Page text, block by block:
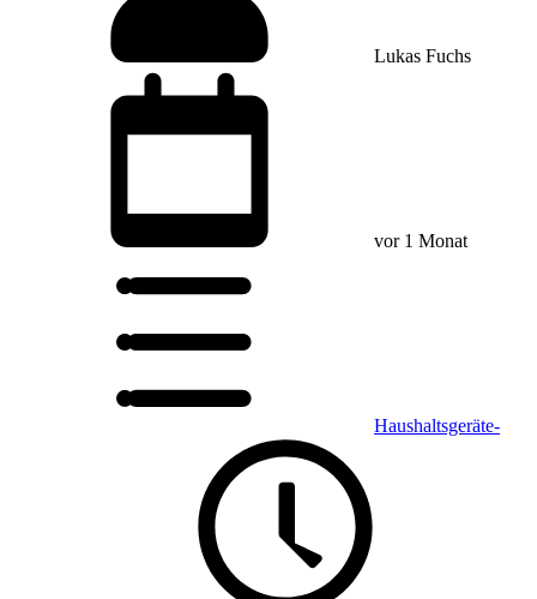
Lukas Fuchs
vor 1 Monat
Haushaltsgeräte-